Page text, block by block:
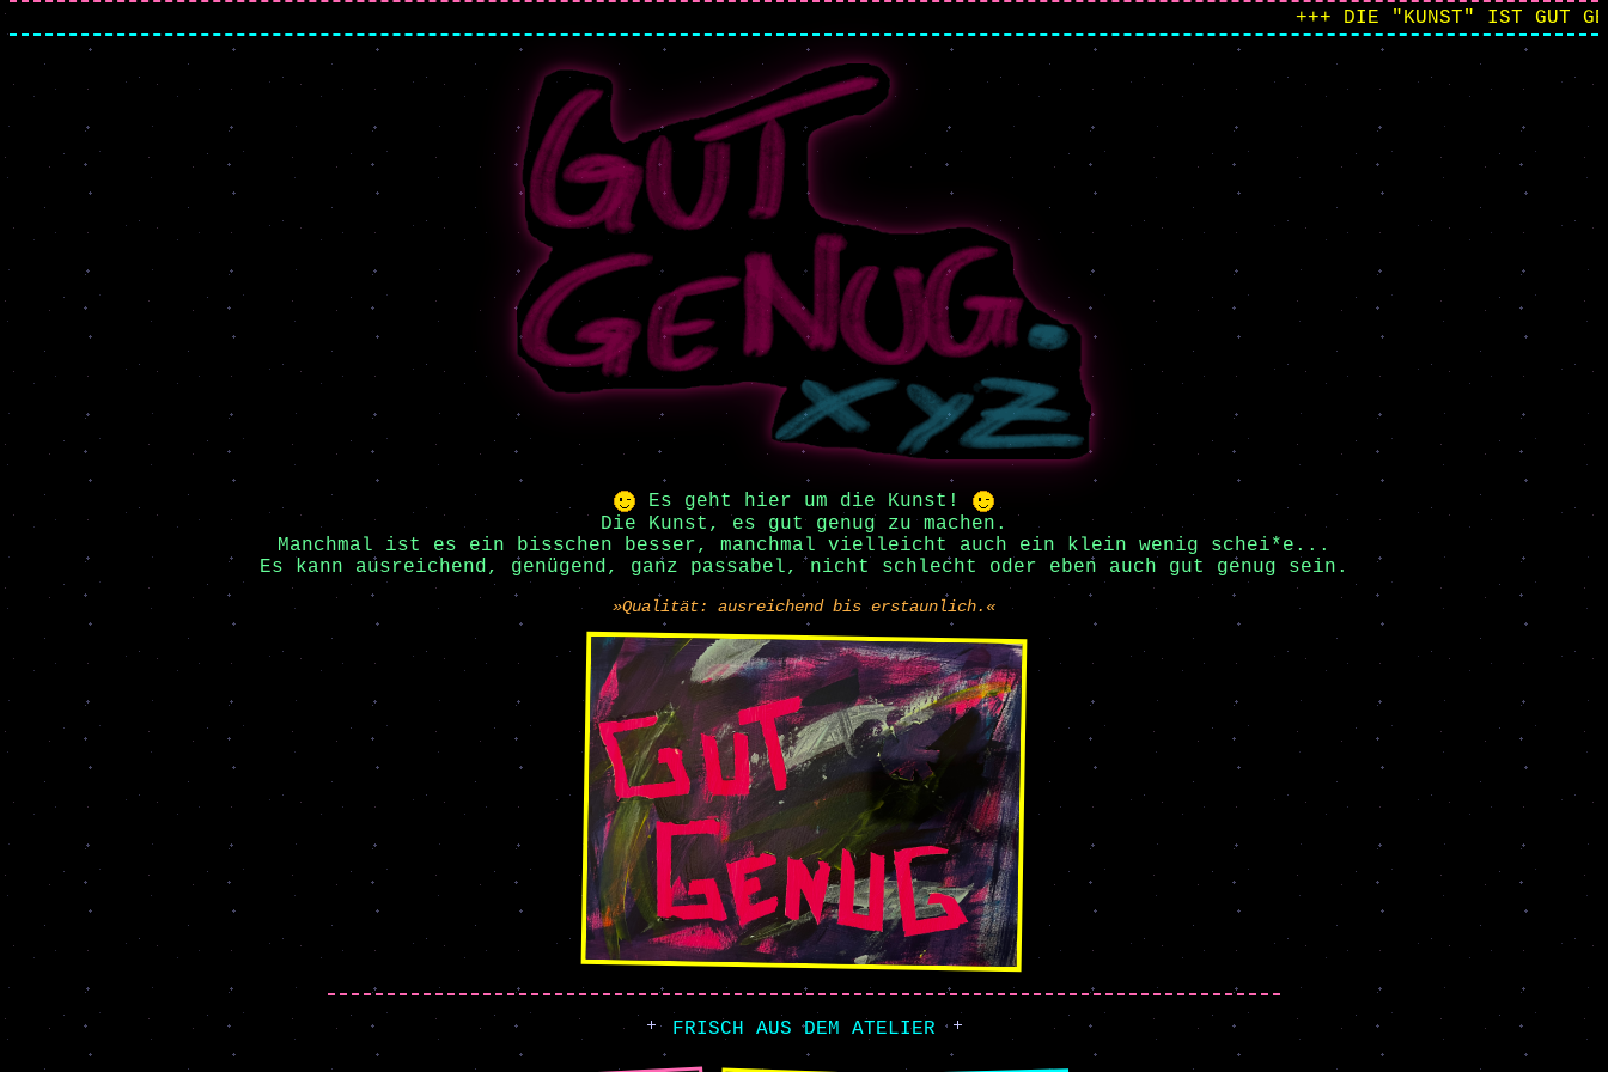
+++ DIE "KUNST" IST GUT
Es geht hier um die Kunst!
Die Kunst, es gut genug zu machen.
Manchmal ist es ein bisschen besser, manchmal vielleicht auch ein klein wenig schei*e...
Es kann ausreichend, genügend, ganz passabel, nicht schlecht oder eben auch gut genug sein.
»Qualität: ausreichend bis erstaunlich.«
FRISCH AUS DEM ATELIER